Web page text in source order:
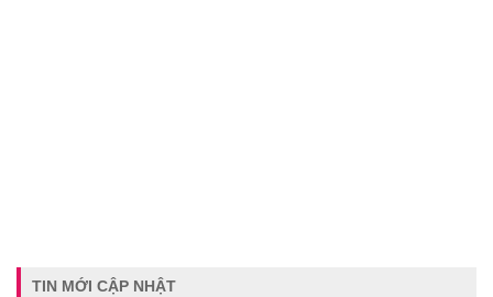
TIN MỚI CẬP NHẬT